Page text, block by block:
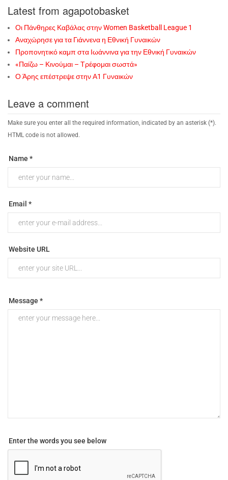
Latest from agapotobasket
Οι Πάνθηρες Καβάλας στην Women Basketball League 1
Αναχώρησε για τα Γιάννενα η Εθνική Γυναικών
Προπονητικό καμπ στα Ιωάννινα για την Εθνική Γυναικών
«Παίζω – Κινούμαι – Τρέφομαι σωστά»
Ο Άρης επέστρεψε στην Α1 Γυναικών
Leave a comment
Make sure you enter all the required information, indicated by an asterisk (*).
HTML code is not allowed.
Name *
Email *
Website URL
Message *
Enter the words you see below